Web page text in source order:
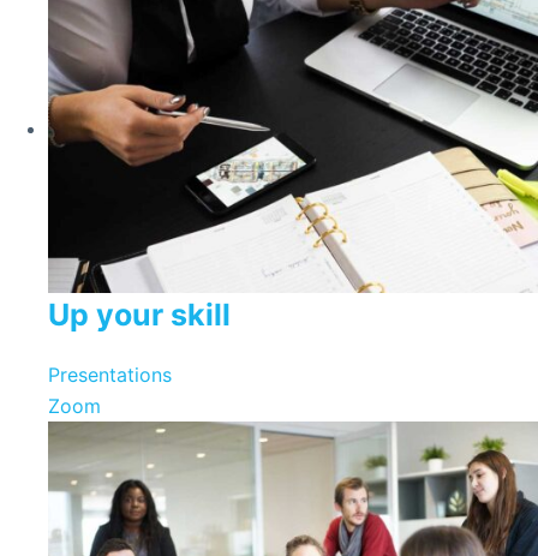
Up your skill
Presentations
Zoom